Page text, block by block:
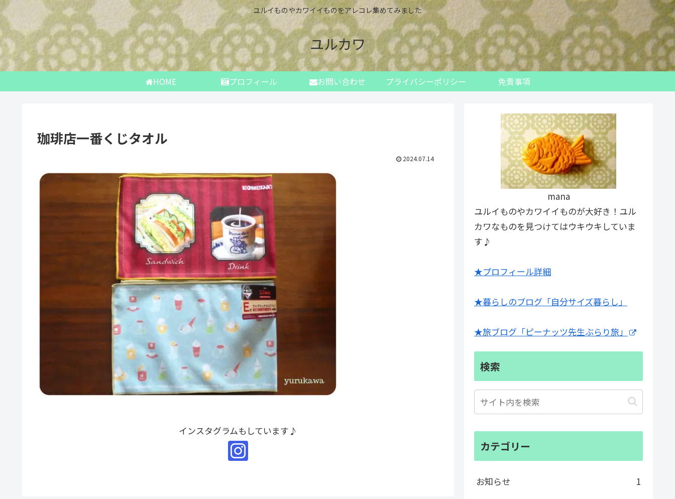
ユルイものやカワイイものをアレコレ集めてみました
ユルカワ
HOME プロフィール お問い合わせ プライバシーポリシー 免責事項
珈琲店一番くじタオル
2024.07.14
インスタグラムもしています♪
mana
ユルイものやカワイイものが大好き！ユル
カワなものを見つけてはウキウキしていま
す♪
★プロフィール詳細
★暮らしのブログ「自分サイズ暮らし」
★旅ブログ「ピーナッツ先生ぶらり旅」
検索
カテゴリー
お知らせ
1